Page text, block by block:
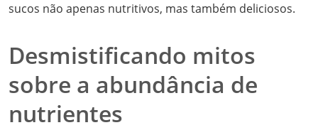
sucos não apenas nutritivos, mas também deliciosos.
Desmistificando mitos
sobre a abundância de
nutrientes